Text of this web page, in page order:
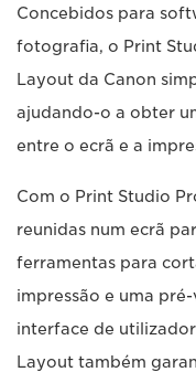
Concebidos para
fotografia, o Print
Layout da Canon
ajudando-o a obter
entre o ecrã e a
Com o Print Studio
reunidas num ecrã
ferramentas para
impressão e uma
interface de
Layout também